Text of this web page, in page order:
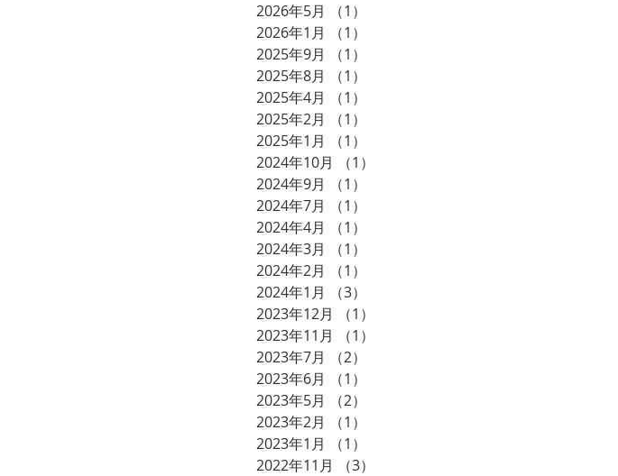
2026年5月 （1）
2026年1月
（1）
2025年9月
（1）
2025年8月
（1）
2025年4月
（1）
2025年2月
（1）
2025年1月
（1）
2024年10月
（1）
2024年9月
（1）
2024年7月
（1）
2024年4月
（1）
2024年3月
（1）
2024年2月
（1）
2024年1月
（3）
2023年12月
（1）
2023年11月
（1）
2023年7月
（2）
2023年6月
（1）
2023年5月
（2）
2023年2月
（1）
2023年1月
（1）
2022年11月
（3）